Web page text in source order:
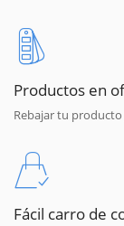
Productos en
Rebajar tu
Fácil carro de